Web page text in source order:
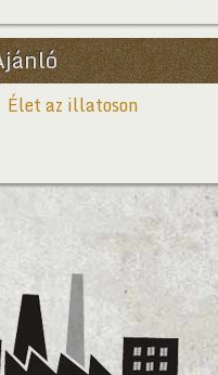
Élet az illatoson